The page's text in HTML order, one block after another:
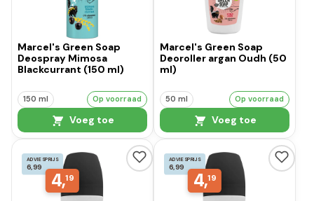
Marcel's Green Soap
Deospray Mimosa
Blackcurrant (150 ml)
150 ml Op voorraad
Voeg toe
Marcel's Green Soap
Deoroller argan Oudh (50
ml)
50 ml Op voorraad
Voeg toe
ADVIESPRIJS
6,99
4,19
ADVIESPRIJS
6,99
4,19